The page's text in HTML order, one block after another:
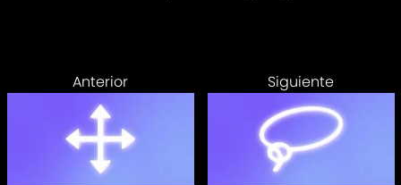
Anterior Siguiente